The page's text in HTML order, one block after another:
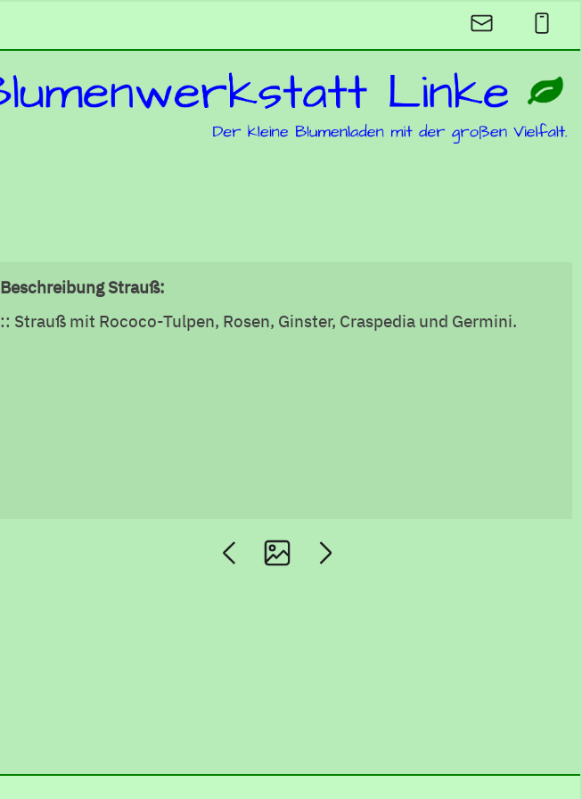
Beschreibung Strauß:
:: Strauß mit Rococo-Tulpen, Rosen, Ginster, Craspedia und Germini.